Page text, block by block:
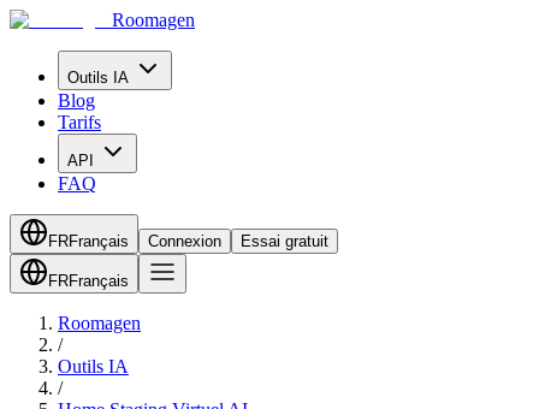
Roomagen
Outils IA
Blog
Tarifs
API
FAQ
FRFrançais Connexion Essai gratuit
FRFrançais
Roomagen
/
Outils IA
/